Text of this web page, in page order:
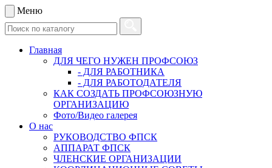
Меню
Главная
ДЛЯ ЧЕГО НУЖЕН ПРОФСОЮЗ
- ДЛЯ РАБОТНИКА
- ДЛЯ РАБОТОДАТЕЛЯ
КАК СОЗДАТЬ ПРОФСОЮЗНУЮ
ОРГАНИЗАЦИЮ
Фото/Видео галерея
О нас
РУКОВОДСТВО ФПСК
АППАРАТ ФПСК
ЧЛЕНСКИЕ ОРГАНИЗАЦИИ